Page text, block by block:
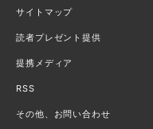
サイトマップ
読者プレゼント提供
提携メディア
RSS
その他、お問い合わせ